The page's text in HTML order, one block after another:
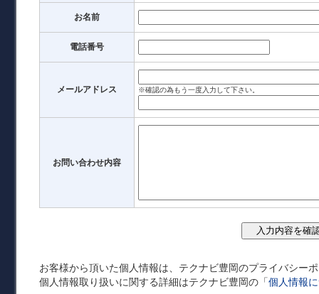
お名前
電話番号
メールアドレス ※確認の為もう一度入力して下さい。
お問い合わせ内容
お客様から頂いた個人情報は、テクナビ豊岡のプライバシー
個人情報取り扱いに関する詳細はテクナビ豊岡の「個人情報